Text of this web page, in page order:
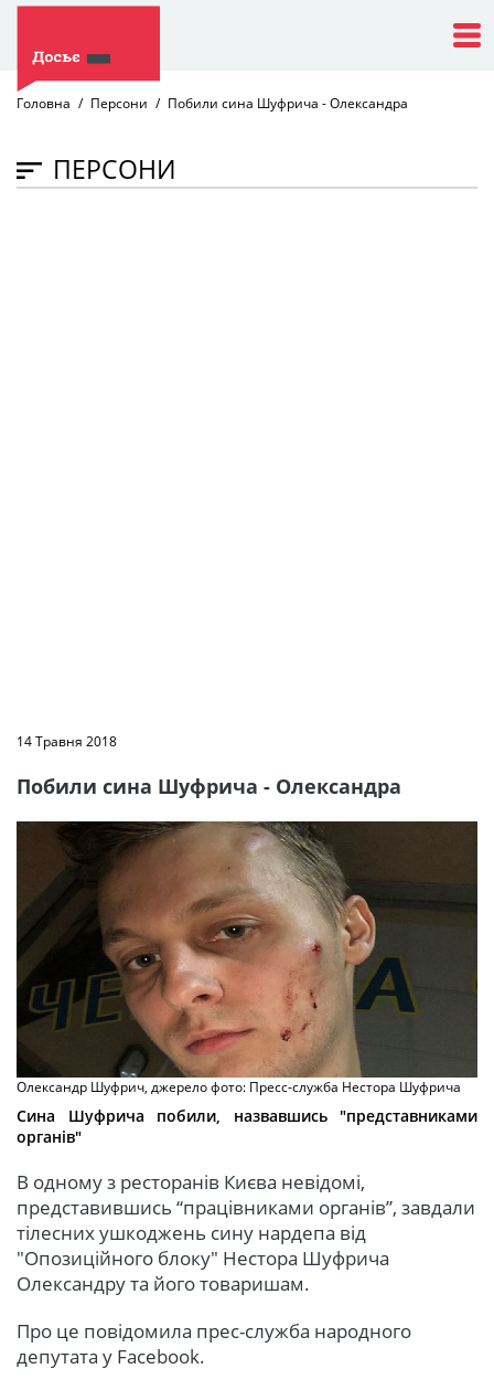
Головна Персони Побили сина Шуфрича - Олександра
ПЕРСОНИ
14 Травня 2018
Побили сина Шуфрича - Олександра
Олександр Шуфрич, джерело фото: Пресс-служба Нестора Шуфрича
Сина Шуфрича побили, назвавшись "представниками
органів"
В одному з ресторанів Києва невідомі,
представившись “працівниками органів”, завдали
тілесних ушкоджень сину нардепа від
"Опозиційного блоку" Нестора Шуфрича
Олександру та його товаришам.
Про це повідомила прес-служба народного
депутата у Facebook.